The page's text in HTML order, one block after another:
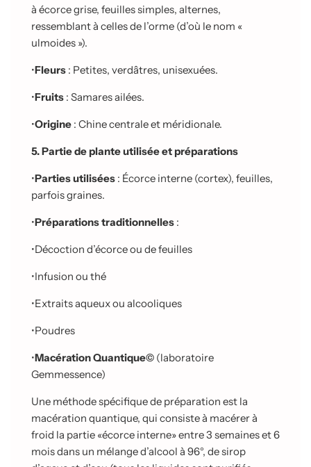
à écorce grise, feuilles simples, alternes,
ressemblant à celles de l’orme (d’où le nom «
ulmoides »).
•Fleurs : Petites, verdâtres, unisexuées.
•Fruits : Samares ailées.
•Origine : Chine centrale et méridionale.
5. Partie de plante utilisée et préparations
•Parties utilisées : Écorce interne (cortex), feuilles,
parfois graines.
•Préparations traditionnelles :
•Décoction d’écorce ou de feuilles
•Infusion ou thé
•Extraits aqueux ou alcooliques
•Poudres
•Macération Quantique© (laboratoire
Gemmessence)
Une méthode spécifique de préparation est la
macération quantique, qui consiste à macérer à
froid la partie «écorce interne» entre 3 semaines et 6
mois dans un mélange d’alcool à 96°, de sirop